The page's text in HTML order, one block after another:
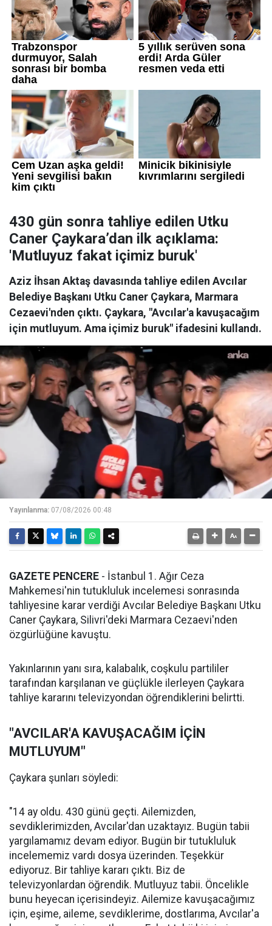
430 gün sonra tahliye edilen Utku
Caner Çaykara’dan ilk açıklama:
'Mutluyuz fakat içimiz buruk'
Aziz İhsan Aktaş davasında tahliye edilen Avcılar
Belediye Başkanı Utku Caner Çaykara, Marmara
Cezaevi'nden çıktı. Çaykara, "Avcılar'a kavuşacağım
için mutluyum. Ama içimiz buruk" ifadesini kullandı.
Yayınlanma: 07/08/2026 00:48
GAZETE PENCERE - İstanbul 1. Ağır Ceza
Mahkemesi'nin tutukluluk incelemesi sonrasında
tahliyesine karar verdiği Avcılar Belediye Başkanı Utku
Caner Çaykara, Silivri'deki Marmara Cezaevi'nden
özgürlüğüne kavuştu.
Yakınlarının yanı sıra, kalabalık, coşkulu partililer
tarafından karşılanan ve güçlükle ilerleyen Çaykara
tahliye kararını televizyondan öğrendiklerini belirtti.
"AVCILAR'A KAVUŞACAĞIM İÇİN
MUTLUYUM"
Çaykara şunları söyledi:
"14 ay oldu. 430 günü geçti. Ailemizden,
sevdiklerimizden, Avcılar'dan uzaktayız. Bugün tabii
yargılamamız devam ediyor. Bugün bir tutukluluk
incelememiz vardı dosya üzerinden. Teşekkür
ediyoruz. Bir tahliye kararı çıktı. Biz de
televizyonlardan öğrendik. Mutluyuz tabii. Öncelikle
bunu heyecan içerisindeyiz. Ailemize kavuşacağımız
için, eşime, aileme, sevdiklerime, dostlarıma, Avcılar'a